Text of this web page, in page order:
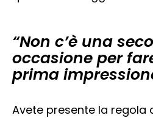
“Non c’è una
occasione per
prima
Avete presente la regola